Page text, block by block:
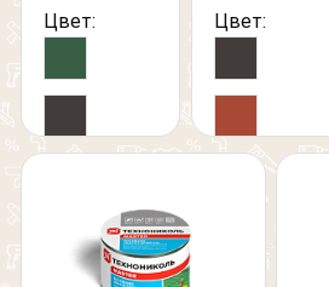
Цвет: Цвет: